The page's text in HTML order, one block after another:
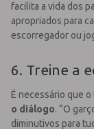
facilita a vida dos
apropriados para
escorregador ou
6. Treine a
É necessário que
o diálogo. “O
diminutivos para